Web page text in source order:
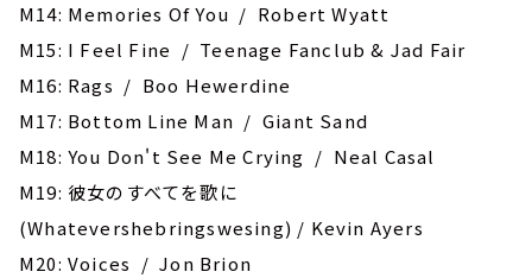
M14: Memories Of You / Robert Wyatt
M15: I Feel Fine / Teenage Fanclub & Jad Fair
M16: Rags / ‎Boo Hewerdine
M17: Bottom Line Man / Giant Sand
M18: You Don't See Me Crying / Neal Casal
M19: 彼女のすべてを歌に
(Whatevershebringswesing) / Kevin Ayers
M20: Voices / Jon Brion